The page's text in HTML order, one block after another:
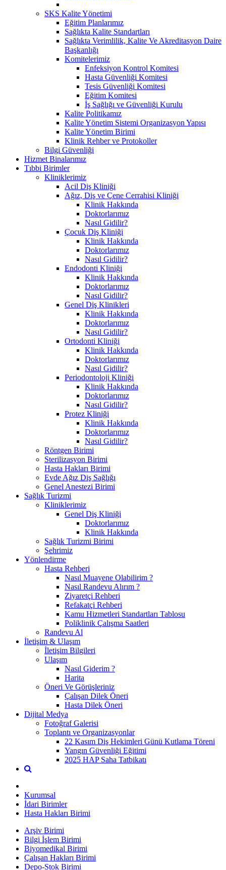
SKS Kalite Yönetimi
Eğitim Planlarımız
Sağlıkta Kalite Standartları
Sağlıkta Verimlilik, Kalite Ve Akreditasyon Daire
Başkanlığı
Komitelerimiz
Enfeksiyon Kontrol Komitesi
Hasta Güvenliği Komitesi
Tesis Güvenliği Komitesi
Eğitim Komitesi
İş Sağlığı ve Güvenliği Kurulu
Kalite Politikamız
Kalite Yönetim Sistemi Organizasyon Yapısı
Kalite Yönetim Birimi
Klinik Rehber ve Protokoller
Bilgi Güvenliği
Hizmet Binalarımız
Tıbbi Birimler
Kliniklerimiz
Acil Diş Kliniği
Ağız, Diş ve Çene Cerrahisi Kliniği
Klinik Hakkında
Doktorlarımız
Nasıl Gidilir?
Çocuk Diş Kliniği
Klinik Hakkında
Doktorlarımız
Nasıl Gidilir?
Endodonti Kliniği
Klinik Hakkında
Doktorlarımız
Nasıl Gidilir?
Genel Diş Klinikleri
Klinik Hakkında
Doktorlarımız
Nasıl Gidilir?
Ortodonti Kliniği
Klinik Hakkında
Doktorlarımız
Nasıl Gidilir?
Periodontoloji Kliniği
Klinik Hakkında
Doktorlarımız
Nasıl Gidilir?
Protez Kliniği
Klinik Hakkında
Doktorlarımız
Nasıl Gidilir?
Röntgen Birimi
Sterilizasyon Birimi
Hasta Hakları Birimi
Evde Ağız Diş Sağlığı
Genel Anestezi Birimi
Sağlık Turizmi
Kliniklerimiz
Genel Diş Kliniği
Doktorlarımız
Klinik Hakkında
Sağlık Turizmi Birimi
Şehrimiz
Yönlendirme
Hasta Rehberi
Nasıl Muayene Olabilirim ?
Nasıl Randevu Alırım ?
Ziyaretçi Rehberi
Refakatçi Rehberi
Kamu Hizmetleri Standartları Tablosu
Poliklinik Çalışma Saatleri
Randevu Al
İletişim & Ulaşım
İletişim Bilgileri
Ulaşım
Nasıl Giderim ?
Harita
Öneri Ve Görüşleriniz
Çalışan Dilek Öneri
Hasta Dilek Öneri
Dijital Medya
Fotoğraf Galerisi
Toplantı ve Organizasyonlar
22 Kasım Diş Hekimleri Günü Kutlama Töreni
Yangın Güvenliği Eğitimi
2025 HAP Saha Tatbikatı
Kurumsal
İdari Birimler
Hasta Hakları Birimi
Arşiv Birimi
Bilgi İşlem Birimi
Biyomedikal Birimi
Çalışan Hakları Birimi
Depo-Stok Birimi